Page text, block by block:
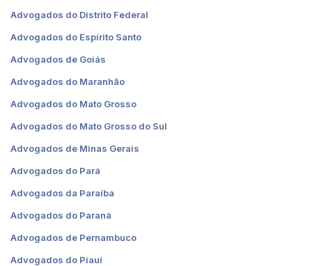
Advogados do Distrito Federal
Advogados do Espírito Santo
Advogados de Goiás
Advogados do Maranhão
Advogados do Mato Grosso
Advogados do Mato Grosso do Sul
Advogados de Minas Gerais
Advogados do Pará
Advogados da Paraíba
Advogados do Paraná
Advogados de Pernambuco
Advogados do Piauí